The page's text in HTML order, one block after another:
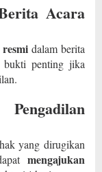
Acara
dalam berita
bukti penting jika
yang dirugikan
mengajukan